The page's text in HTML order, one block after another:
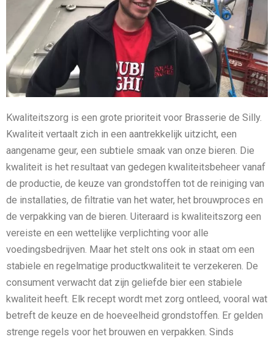
Kwaliteitszorg is een grote prioriteit voor Brasserie de Silly.
Kwaliteit vertaalt zich in een aantrekkelijk uitzicht, een
aangename geur, een subtiele smaak van onze bieren. Die
kwaliteit is het resultaat van gedegen kwaliteitsbeheer vanaf
de productie, de keuze van grondstoffen tot de reiniging van
de installaties, de filtratie van het water, het brouwproces en
de verpakking van de bieren. Uiteraard is kwaliteitszorg een
vereiste en een wettelijke verplichting voor alle
voedingsbedrijven. Maar het stelt ons ook in staat om een
stabiele en regelmatige productkwaliteit te verzekeren. De
consument verwacht dat zijn geliefde bier een stabiele
kwaliteit heeft. Elk recept wordt met zorg ontleed, vooral wat
betreft de keuze en de hoeveelheid grondstoffen. Er gelden
strenge regels voor het brouwen en verpakken. Sinds